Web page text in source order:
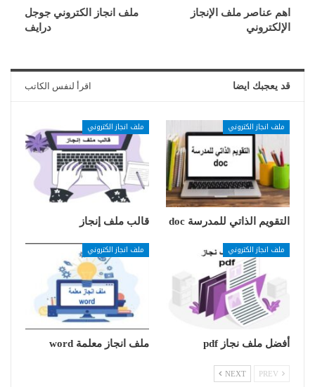
اهم عناصر ملف الإنجاز
الإلكتروني
ملف انجاز الكتروني جوجل
درايف
قد يعجبك ايضا اقرأ لنفس الكاتب
ملف انجاز الكتروني
التقويم الذاتي للمدرسة doc
ملف انجاز الكتروني
قالب ملف إنجاز
ملف انجاز الكتروني
أفضل ملف نجاز pdf
ملف انجاز الكتروني
ملف انجاز معلمة word
NEXT